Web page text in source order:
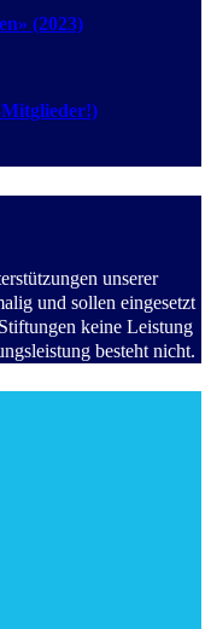
(2023)
unserer
und sollen eingesetzt
keine Leistung
besteht nicht.